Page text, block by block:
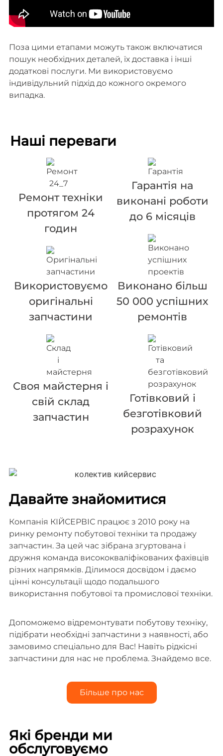
Поза цими етапами можуть також включатися
пошук необхідних деталей, їх доставка і інші
додаткові послуги. Ми використовуємо
індивідульний підхід до кожного окремого
випадка.
Наші переваги
Ремонт техніки
протягом 24
годин
Використовуємо
оригінальні
запчастини
Своя майстерня і
свій склад
запчастин
Гарантія на
виконані роботи
до 6 місяців
Виконано більш
50 000 успішних
ремонтів
Готівковий і
безготівковий
розрахунок
Давайте знайомитися
Компанія КІЙСЕРВІС працює з 2010 року на
ринку ремонту побутової техніки та продажу
запчастин. За цей час зібрана згуртована і
дружня команда висококваліфікованих фахівців
різних напрямків. Ділимося досвідом і даємо
цінні консультації щодо подальшого
використання побутової та промислової техніки.
Допоможемо відремонтувати побутову техніку,
підібрати необхідні запчастини з наявності, або
замовимо спеціально для Вас! Навіть рідкісні
запчастини для нас не проблема. Знайдемо все.
Більше про нас
Які бренди ми
обслуговуємо